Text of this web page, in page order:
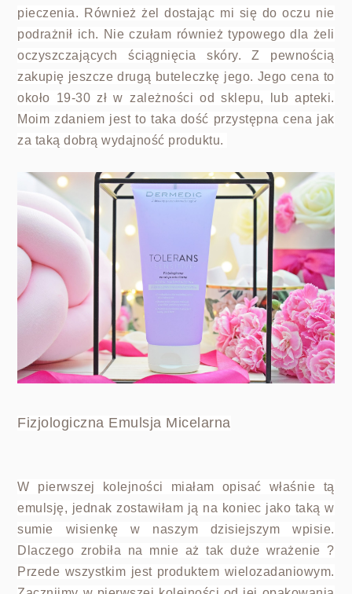
pieczenia. Również żel dostając mi się do oczu nie
podrażnił ich. Nie czułam również typowego dla żeli
oczyszczających ściągnięcia skóry. Z pewnością
zakupię jeszcze drugą buteleczkę jego. Jego cena to
około 19-30 zł w zależności od sklepu, lub apteki.
Moim zdaniem jest to taka dość przystępna cena jak
za taką dobrą wydajność produktu.
Fizjologiczna Emulsja Micelarna
W pierwszej kolejności miałam opisać właśnie tą
emulsję, jednak zostawiłam ją na koniec jako taką w
sumie wisienkę w naszym dzisiejszym wpisie.
Dlaczego zrobiła na mnie aż tak duże wrażenie ?
Przede wszystkim jest produktem wielozadaniowym.